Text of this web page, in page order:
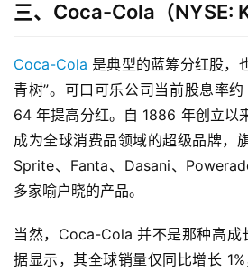
首
页
美
三、Coca-Cola（NYSE:
Coca-Cola 是典型的蓝筹分红股，
青树”。可口可乐公司当前股息率约
64 年提高分红。自 1886 年创立以
成为全球消费品领域的超级品牌，
Sprite、Fanta、Dasani、
多家喻户晓的产品。
当然，Coca-Cola 并不是那种高成
据显示，其全球销量仅同比增长